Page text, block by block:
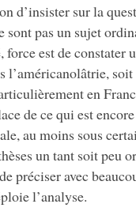
d’insister sur la
sont pas un sujet
force est de constater
l’américanolâtrie, soit
en
de ce qui est
au moins sous
un tant soit peu
préciser avec
l’analyse.